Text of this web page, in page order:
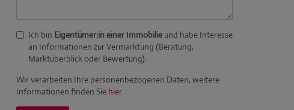
Ich bin Eigentümer:in einer Immobilie und habe Interesse
an Informationen zur Vermarktung (Beratung,
Marktüberblick oder Bewertung).
Wir verarbeiten Ihre personenbezogenen Daten, weitere
Informationen finden Sie hier.